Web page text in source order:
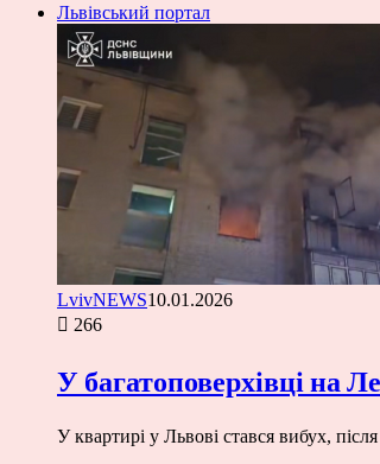
Львівський портал
LvivNEWS10.01.2026
266
У багатоповерхівці на
У квартирі у Львові стався вибух,